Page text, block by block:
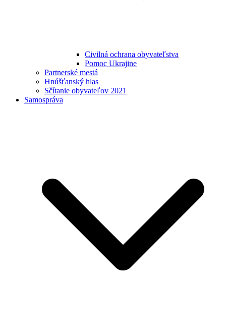
Civilná ochrana obyvateľstva
Pomoc Ukrajine
Partnerské mestá
Hnúšťanský hlas
Sčítanie obyvateľov 2021
Samospráva